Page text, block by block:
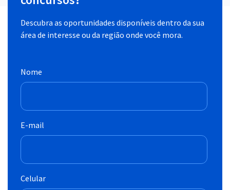
Descubra as oportunidades disponíveis dentro da sua
área de interesse ou da região onde você mora.
Nome
E-mail
Celular